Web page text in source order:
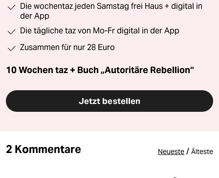
Die wochentaz jeden Samstag frei Haus + digital in
der App
Die tägliche taz von Mo-Fr digital in der App
Zusammen für nur 28 Euro
10 Wochen taz + Buch „Autoritäre Rebellion“
Jetzt bestellen
2 Kommentare Neueste / Älteste